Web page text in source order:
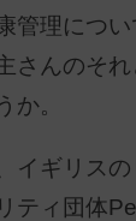
管理につ
さんのそ
か。
イギリス
ティ団体